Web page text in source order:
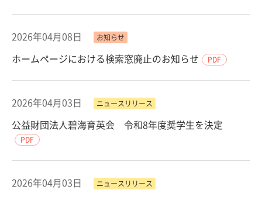
2026年04月08日 お知らせ
ホームページにおける検索窓廃止のお知らせ PDF
2026年04月03日 ニュースリリース
公益財団法人碧海育英会 令和8年度奨学生を決定
PDF
2026年04月03日 ニュースリリース